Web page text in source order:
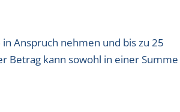
Anspruch nehmen und bis zu 25
Betrag kann sowohl in einer Summe